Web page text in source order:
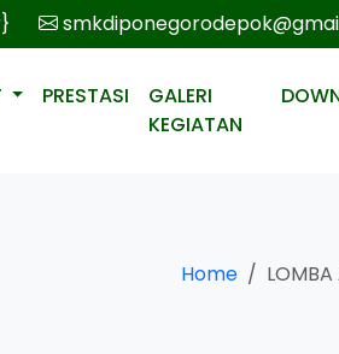
PRESTASI
GALERI
KEGIATAN
Home